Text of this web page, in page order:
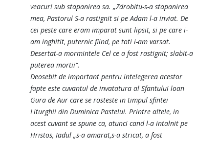
veacuri sub stapanirea sa. „Zdrobitu-s-a stapanirea
mea, Pastorul S-a rastignit si pe Adam l-a inviat. De
cei peste care eram imparat sunt lipsit, si pe care i-
am inghitit, puternic fiind, pe toti i-am varsat.
Desertat-a mormintele Cel ce a fost rastignit; slabit-a
puterea mortii“.
Deosebit de important pentru intelegerea acestor
fapte este cuvantul de invatatura al Sfantului loan
Gura de Aur care se rosteste in timpul sfintei
Liturghii din Duminica Pastelui. Printre altele, in
acest cuvant se spune ca, atunci cand l-a intalnit pe
Hristos, Iadul „s-a amarat,s-a stricat, a fost